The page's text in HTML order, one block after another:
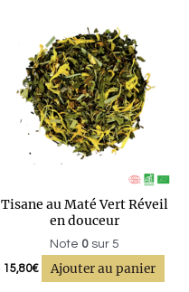
Tisane au Maté Vert Réveil
en douceur
Note 0sur 5
15,80€ Ajouter au panier